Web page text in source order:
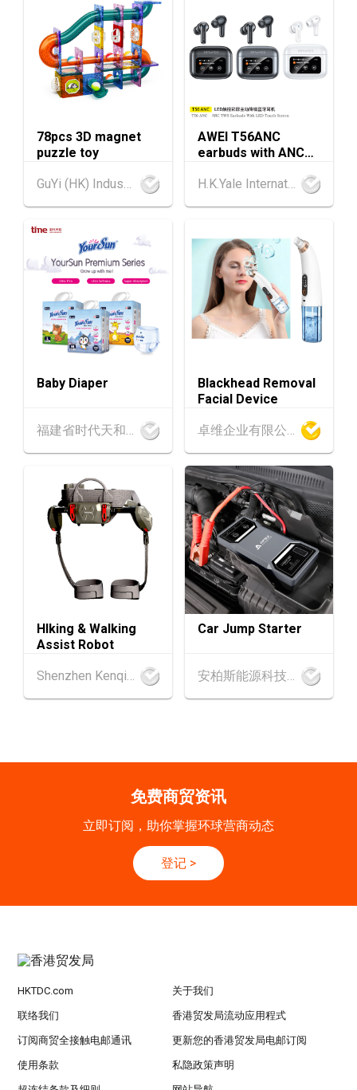
AUG
香港
13.08.2026 - 15.08.2026
香港贸发局美食商贸博览 2026 (香港会议展览
中心)
13-15
AUG
香港
13.08.2026 - 15.08.2026
香港贸发局香港国际茶展 2026 (香港会议展览
13-17
AUG
香港
13.08.2026 - 17.08.2026
香港贸发局美食博览 2026 (香港会议展览中心)
13-17
AUG
13.08.2026 - 17.08.2026
览中心)
25-27
AUG
中国内地
25.08.2026 - 27.08.2026
中国国际纺织⾯料及辅料（秋冬）博览会 (202
6年8月25至27日)
26
香港
26.08.2026
「中小企资援组」网络研讨会系列︰AI「资」
动触达全球
1-5
香港
01.09.2026 - 05.09.2026
国际名表荟萃 2026 (香港会议展览中心)
SEP
香港
01.09.2026 - 05.09.2026
香港贸发局香港钟表展 2026 (香港会议展览中
心)
02.09.2026 - 05.09.2026
香港国际时尚汇展 2026 (香港会议展览中心)
SEP
09.09.2026 - 10.09.2026
一带一路高峰论坛2026
9
SEP
香港
09.09.2026
SEP
运输物流学会国际会议 2026
「香港好物节 (东盟)」2026
13.10.2026 - 16.10.2026
78pcs 3D magnet
puzzle toy
GuYi (HK) Industrial Co.,Limited
AWEI T56ANC
earbuds with ANC
H.K.Yale International Industry Co., Limited
Baby Diaper
Blackhead Removal
Facial Device
HIking & Walking
Assist Robot
Shenzhen Kenqing Technology Co., Ltd.
Car Jump Starter
安柏斯能源科技有限公司
免费商贸资讯
立即订阅，助你掌握环球营商动态
登记 >
HKTDC.com 关于我们
联络我们 香港贸发局流动应用程式
订阅商贸全接触电邮通讯 更新您的香港贸发局电邮订阅
使用条款 私隐政策声明